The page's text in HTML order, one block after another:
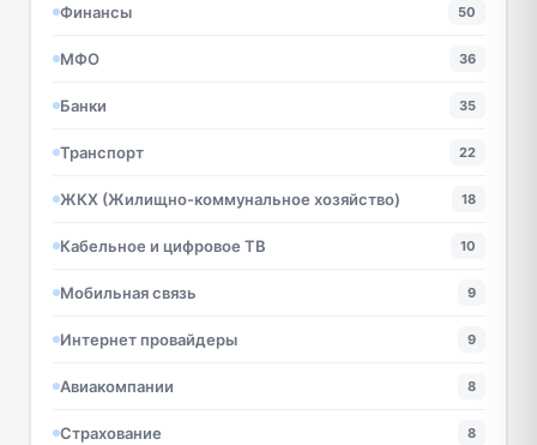
Финансы 50
МФО 36
Банки 35
Транспорт 22
ЖКХ (Жилищно-коммунальное хозяйство) 18
Кабельное и цифровое ТВ 10
Мобильная связь 9
Интернет провайдеры 9
Авиакомпании 8
Страхование 8